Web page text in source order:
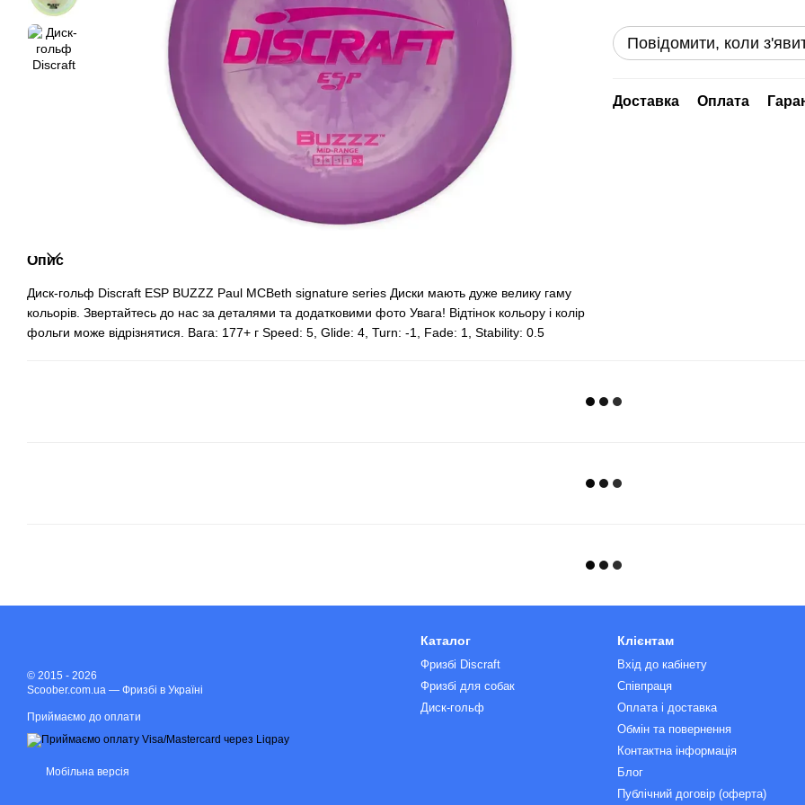
Опис
Диск-гольф Discraft ESP BUZZZ Paul MCBeth signature series Диски мають дуже велику гаму
кольорів. Звертайтесь до нас за деталями та додатковими фото Увага! Відтінок кольору і колір
фольги може відрізнятися. Вага: 177+ г Speed: 5, Glide: 4, Turn: -1, Fade: 1, Stability: 0.5
Повідомити, коли
Доставка Оплата
© 2015 - 2026
Scoober.com.ua — Фризбі в Україні
Приймаємо до оплати
Мобільна версія
Каталог
Фризбі Discraft
Фризбі для собак
Диск-гольф
Клієнтам
Вхід до кабінету
Співпраця
Оплата і доставка
Обмін та повернення
Контактна інформація
Блог
Публічний договір (оферта)